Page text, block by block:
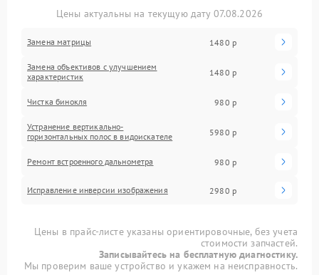
Цены актуальны на текущую дату 07.08.2026
Замена матрицы 1480 р
Замена объективов с улучшением
характеристик
1480 р
Чистка бинокля 980 р
Устранение вертикально-
горизонтальных полос в видоискателе
5980 р
Ремонт встроенного дальнометра 980 р
Исправление инверсии изображения 2980 р
Цены в прайс-листе указаны ориентировочные, без учета
стоимости запчастей.
Записывайтесь на бесплатную диагностику.
Мы проверим ваше устройство и укажем на неисправность.